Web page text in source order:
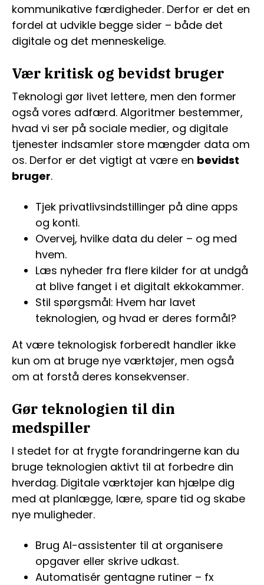
kommunikative færdigheder. Derfor er det en
fordel at udvikle begge sider – både det
digitale og det menneskelige.
Vær kritisk og bevidst bruger
Teknologi gør livet lettere, men den former
også vores adfærd. Algoritmer bestemmer,
hvad vi ser på sociale medier, og digitale
tjenester indsamler store mængder data om
os. Derfor er det vigtigt at være en bevidst
bruger.
Tjek privatlivsindstillinger på dine apps
og konti.
Overvej, hvilke data du deler – og med
hvem.
Læs nyheder fra flere kilder for at undgå
at blive fanget i et digitalt ekkokammer.
Stil spørgsmål: Hvem har lavet
teknologien, og hvad er deres formål?
At være teknologisk forberedt handler ikke
kun om at bruge nye værktøjer, men også
om at forstå deres konsekvenser.
Gør teknologien til din
medspiller
I stedet for at frygte forandringerne kan du
bruge teknologien aktivt til at forbedre din
hverdag. Digitale værktøjer kan hjælpe dig
med at planlægge, lære, spare tid og skabe
nye muligheder.
Brug AI-assistenter til at organisere
opgaver eller skrive udkast.
Automatisér gentagne rutiner – fx